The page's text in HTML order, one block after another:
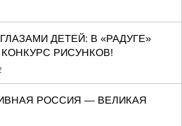
ДЕТЕЙ: В «РАДУГЕ»
РИСУНКОВ!
РОССИЯ — ВЕЛИКАЯ